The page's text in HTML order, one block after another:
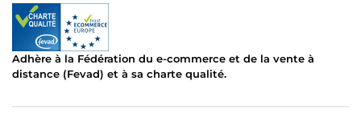
Adhère à la Fédération du e-commerce et de la vente à
distance (Fevad) et à sa charte qualité.